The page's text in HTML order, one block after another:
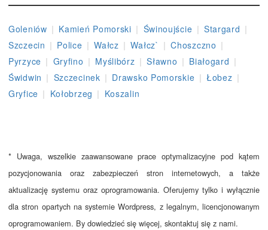
Goleniów | Kamień Pomorski | Świnoujście | Stargard |
Szczecin | Police | Wałcz | Wałcz` | Choszczno |
Pyrzyce | Gryfino | Myślibórz | Sławno | Białogard |
Świdwin | Szczecinek | Drawsko Pomorskie | Łobez |
Gryfice | Kołobrzeg | Koszalin
* Uwaga, wszelkie zaawansowane prace optymalizacyjne pod kątem
pozycjonowania oraz zabezpieczeń stron internetowych, a także
aktualizację systemu oraz oprogramowania. Oferujemy tylko i wyłącznie
dla stron opartych na systemie Wordpress, z legalnym, licencjonowanym
oprogramowaniem. By dowiedzieć się więcej, skontaktuj się z nami.